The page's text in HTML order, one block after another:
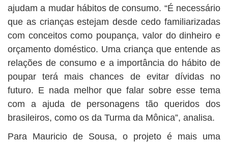
ajudam a mudar hábitos de consumo. “É necessário
que as crianças estejam desde cedo familiarizadas
com conceitos como poupança, valor do dinheiro e
orçamento doméstico. Uma criança que entende as
relações de consumo e a importância do hábito de
poupar terá mais chances de evitar dívidas no
futuro. E nada melhor que falar sobre esse tema
com a ajuda de personagens tão queridos dos
brasileiros, como os da Turma da Mônica”, analisa.
Para Mauricio de Sousa, o projeto é mais uma